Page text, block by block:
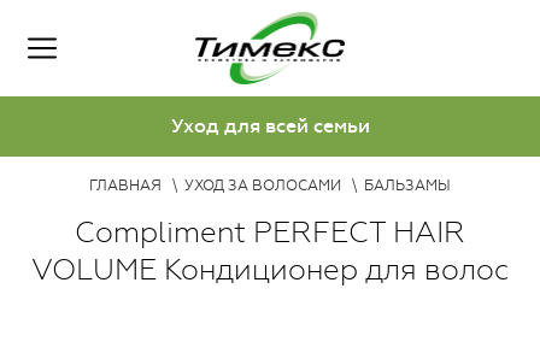
Уход для всей семьи
ГЛАВНАЯ УХОД ЗА ВОЛОСАМИ БАЛЬЗАМЫ
Compliment PERFECT HAIR
VOLUME Кондиционер для волос